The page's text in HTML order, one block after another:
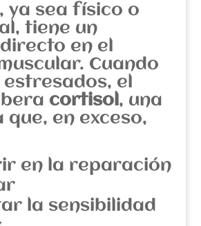
ya sea físico o
tiene un
en el
Cuando
el
cortisol , una
que, en exceso,
en la reparación
la sensibilidad